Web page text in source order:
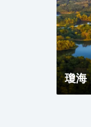
瓊海